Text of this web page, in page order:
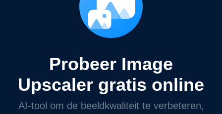
Probeer Image
Upscaler gratis online
AI-tool om de beeldkwaliteit te verbeteren,